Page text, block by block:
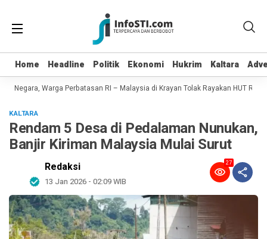
Home Headline Politik Ekonomi Hukrim Kaltara
Home Headline Politik Ekonomi Hukrim Kaltara
Negara, Warga Perbatasan RI – Malaysia di Krayan Tolak Rayakan HUT RI 81
KALTARA
Rendam 5 Desa di Pedalaman Nunukan,
Banjir Kiriman Malaysia Mulai Surut
Redaksi
13 Jan 2026 - 02:09 WIB
27